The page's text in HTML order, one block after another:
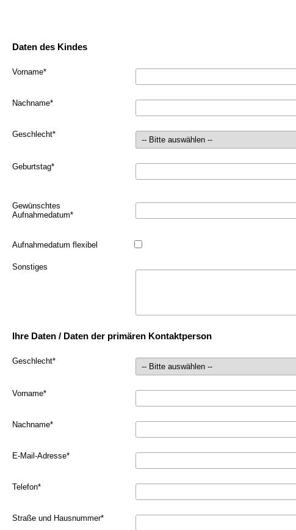
Daten des Kindes
Vorname*
Nachname*
Geschlecht*
Geburtstag*
Gewünschtes
Aufnahmedatum*
Aufnahmedatum flexibel
Sonstiges
Ihre Daten / Daten der primären Kontaktperson
Geschlecht*
Vorname*
Nachname*
E-Mail-Adresse*
Telefon*
Straße und Hausnummer*